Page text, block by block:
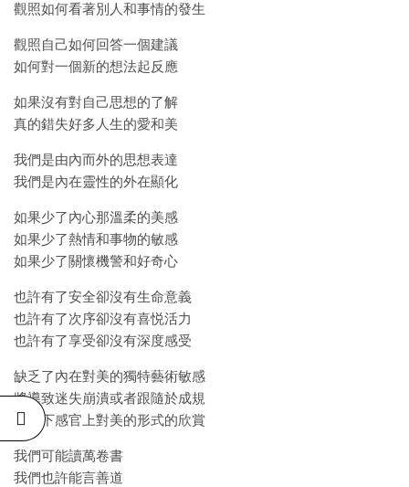
觀照如何看著別人和事情的發生
觀照自己如何回答一個建議
如何對一個新的想法起反應
如果沒有對自己思想的了解
真的錯失好多人生的愛和美
我們是由內而外的思想表達
我們是內在靈性的外在顯化
如果少了內心那溫柔的美感
如果少了熱情和事物的敏感
如果少了關懷機警和好奇心
也許有了安全卻沒有生命意義
也許有了次序卻沒有喜悦活力
也許有了享受卻沒有深度感受
缺乏了內在對美的獨特藝術敏感
將導致迷失崩潰或者跟隨於成規
只剩下感官上對美的形式的欣賞
我們可能讀萬卷書
我們也許能言善道